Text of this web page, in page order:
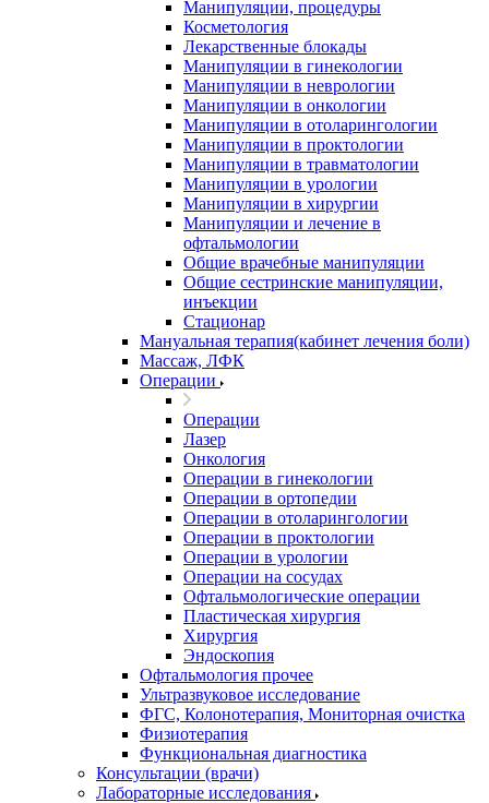
Манипуляции, процедуры
Косметология
Лекарственные блокады
Манипуляции в гинекологии
Манипуляции в неврологии
Манипуляции в онкологии
Манипуляции в отоларингологии
Манипуляции в проктологии
Манипуляции в травматологии
Манипуляции в урологии
Манипуляции в хирургии
Манипуляции и лечение в
офтальмологии
Общие врачебные манипуляции
Общие сестринские манипуляции,
инъекции
Стационар
Мануальная терапия(кабинет лечения боли)
Массаж, ЛФК
Операции
Операции
Лазер
Онкология
Операции в гинекологии
Операции в ортопедии
Операции в отоларингологии
Операции в проктологии
Операции в урологии
Операции на сосудах
Офтальмологические операции
Пластическая хирургия
Хирургия
Эндоскопия
Офтальмология прочее
Ультразвуковое исследование
ФГС, Колонотерапия, Мониторная очистка
Физиотерапия
Функциональная диагностика
Консультации (врачи)
Лабораторные исследования